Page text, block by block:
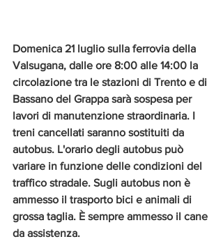
Domenica 21 luglio sulla ferrovia della
Valsugana, dalle ore 8:00 alle 14:00 la
circolazione tra le stazioni di Trento e di
Bassano del Grappa sarà sospesa per
lavori di manutenzione straordinaria. I
treni cancellati saranno sostituiti da
autobus. L'orario degli autobus può
variare in funzione delle condizioni del
traffico stradale. Sugli autobus non è
ammesso il trasporto bici e animali di
grossa taglia. È sempre ammesso il cane
da assistenza.